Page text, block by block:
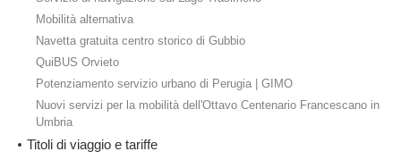
Mobilità alternativa
Navetta gratuita centro storico di Gubbio
QuiBUS Orvieto
Potenziamento servizio urbano di Perugia | GIMO
Nuovi servizi per la mobilità dell'Ottavo Centenario Francescano in
Umbria
Titoli di viaggio e tariffe